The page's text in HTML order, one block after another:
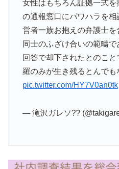
女性はもちろん証拠一式
の通報窓口にパワハラを
営者一族お抱えの弁護士
同士のふざけ合いの範疇
回答で却下されたとのこ
羅のみが生き残るとんで
pic.twitter.com/HY7V0an0tk
— 滝沢ガレソ??